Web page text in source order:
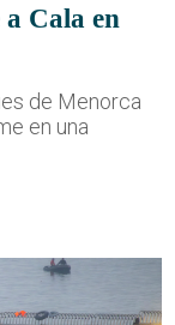
Cala en
de Menorca
en una